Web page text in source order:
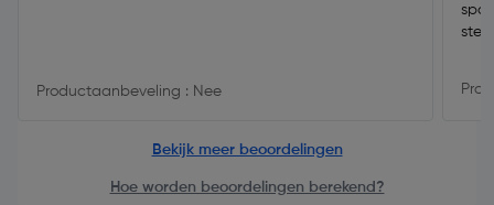
Productaanbeveling : Nee
Bekijk meer beoordelingen
Hoe worden beoordelingen berekend?